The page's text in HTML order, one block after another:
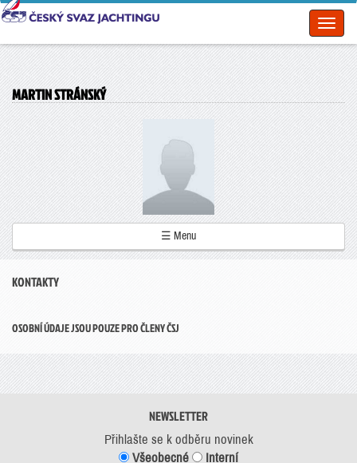
MARTIN STRÁNSKÝ
☰ Menu
KONTAKTY
OSOBNÍ ÚDAJE JSOU POUZE PRO ČLENY ČSJ
NEWSLETTER
Přihlašte se k odběru novinek
Všeobecné
Interní